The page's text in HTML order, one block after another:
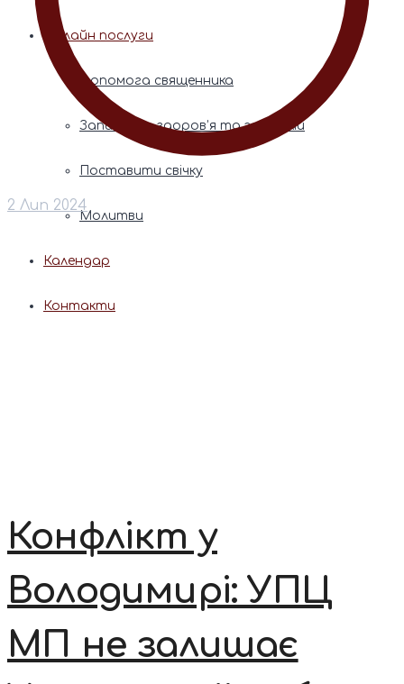
Онлайн послуги
Допомога священника
Записки за здоров’я та за упокій
Поставити свічку
Молитви
Календар
Контакти
2 Лип 2024
Конфлікт у
Володимирі: УПЦ
МП не залишає